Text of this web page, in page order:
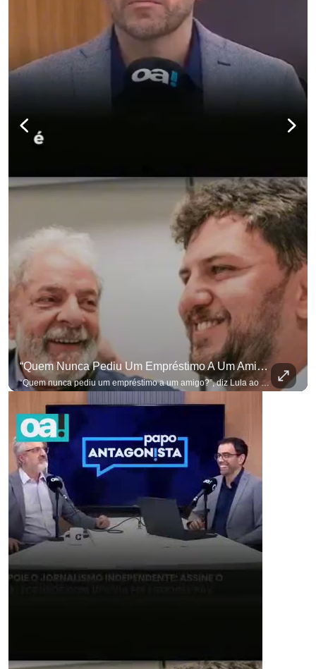
“Quem Nunca Pediu Um Empréstimo A Um Amigo?”, Diz Lula Ao Defender Seu Ex-Chefe De Gabinete
“Quem nunca pediu um empréstimo a um amigo?”, diz Lula ao defender seu ex-chefe de gabinete Marcola, que recebeu R$ 249 mil de uma empresa ligada a uma amiga de Lulinha. #OAntagonista Se você busca informação com credibilidade, inscreva-se agora e ative o